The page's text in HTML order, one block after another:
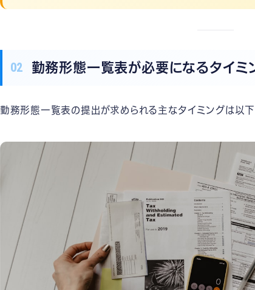
勤務形態一覧表が必要になるタイミ
勤務形態一覧表の提出が求められる主なタイミングは以下